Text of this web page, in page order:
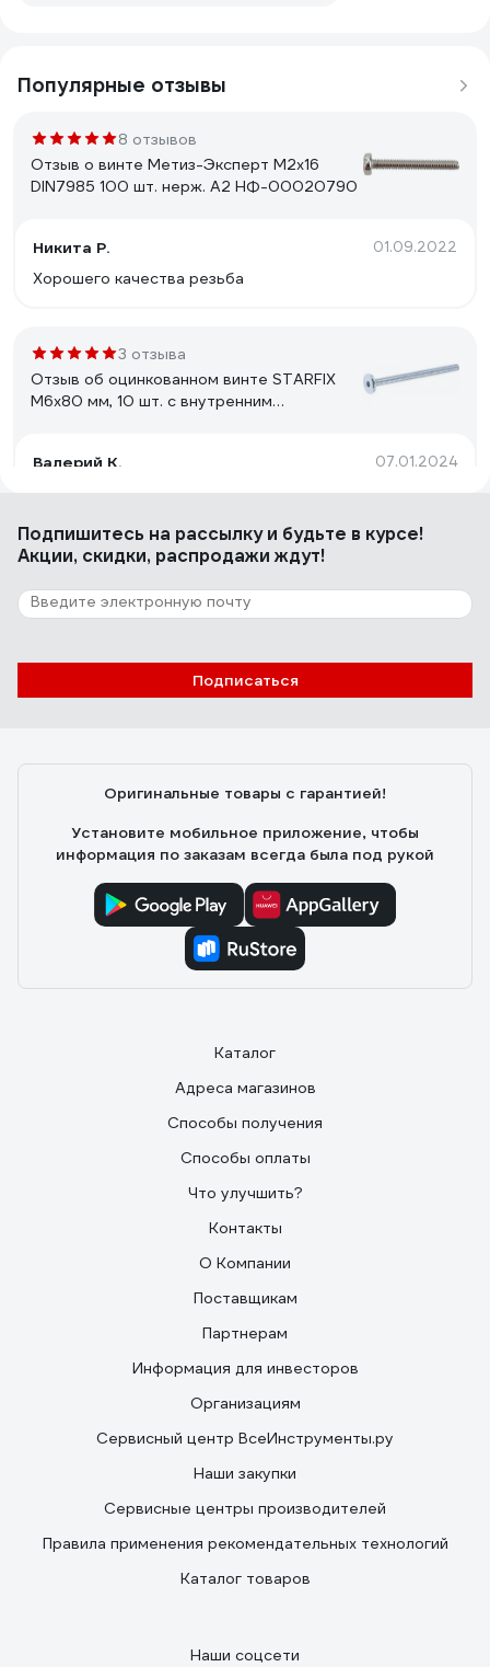
Популярные отзывы
8 отзывов
Отзыв о винте Метиз-Эксперт М2x16
DIN7985 100 шт. нерж. А2 НФ-00020790
Никита Р. 01.09.2022
Хорошего качества резьба
3 отзыва
Отзыв об оцинкованном винте STARFIX
М6x80 мм, 10 шт. с внутренним
Валерий К.
07.01.2024
Длина и диаметр под отвертку hex.
5 отзывов
Отзыв о винте ВИРТУОЗ 3x10 мм, DIN
7985, 10 шт. нержавеющая сталь А2 с
шлиц 37453
Подпишитесь на рассылкуи будьте в курсе!
Акции, скидки, распродажи ждут!
Подписаться
Оригинальные товары с гарантией!
Установите мобильное приложение, чтобы
информация по заказам всегда была под рукой
Каталог
Адреса магазинов
Способы получения
Способы оплаты
Что улучшить?
Контакты
О Компании
Поставщикам
Партнерам
Информация для инвесторов
Организациям
Сервисный центр ВсеИнструменты.ру
Наши закупки
Сервисные центры производителей
Правила применения рекомендательных технологий
Каталог товаров
Наши соцсети